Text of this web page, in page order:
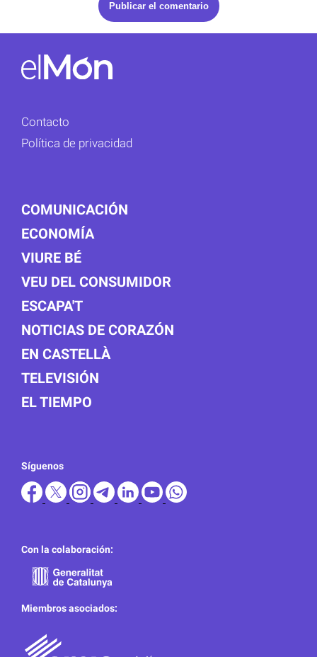
Contacto
Política de privacidad
COMUNICACIÓN
ECONOMÍA
VIURE BÉ
VEU DEL CONSUMIDOR
ESCAPA'T
NOTICIAS DE CORAZÓN
EN CASTELLÀ
TELEVISIÓN
EL TIEMPO
Síguenos
Con la colaboración:
Miembros asociados: